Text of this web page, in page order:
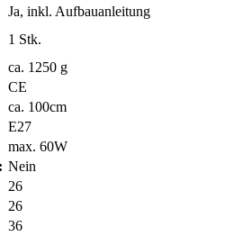
Ja, inkl. Aufbauanleitung
1 Stk.
ca. 1250 g
CE
ca. 100cm
E27
max. 60W
Nein
26
26
36